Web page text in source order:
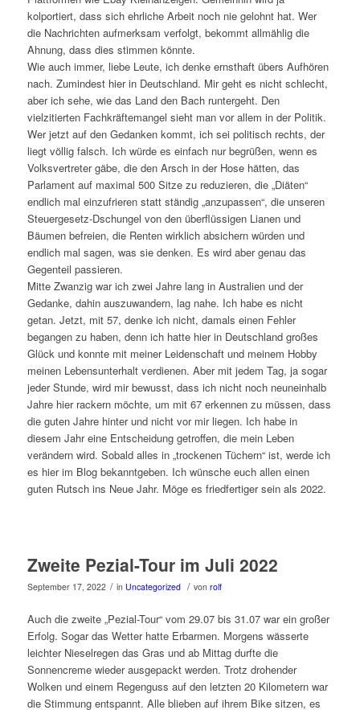
kolportiert, dass sich ehrliche Arbeit noch nie gelohnt hat. Wer
die Nachrichten aufmerksam verfolgt, bekommt allmählig die
Ahnung, dass dies stimmen könnte.
Wie auch immer, liebe Leute, ich denke ernsthaft übers Aufhören
nach. Zumindest hier in Deutschland. Mir geht es nicht schlecht,
aber ich sehe, wie das Land den Bach runtergeht. Den
vielzitierten Fachkräftemangel sieht man vor allem in der Politik.
Wer jetzt auf den Gedanken kommt, ich sei politisch rechts, der
liegt völlig falsch. Ich würde es einfach nur begrüßen, wenn es
Volksvertreter gäbe, die den Arsch in der Hose hätten, das
Parlament auf maximal 500 Sitze zu reduzieren, die „Diäten“
endlich mal einzufrieren statt ständig „anzupassen“, die unseren
Steuergesetz-Dschungel von den überflüssigen Lianen und
Bäumen befreien, die Renten wirklich absichern würden und
endlich mal sagen, was sie denken. Es wird aber genau das
Gegenteil passieren.
Mitte Zwanzig war ich zwei Jahre lang in Australien und der
Gedanke, dahin auszuwandern, lag nahe. Ich habe es nicht
getan. Jetzt, mit 57, denke ich nicht, damals einen Fehler
begangen zu haben, denn ich hatte hier in Deutschland großes
Glück und konnte mit meiner Leidenschaft und meinem Hobby
meinen Lebensunterhalt verdienen. Aber mit jedem Tag, ja sogar
jeder Stunde, wird mir bewusst, dass ich nicht noch neuneinhalb
Jahre hier rackern möchte, um mit 67 erkennen zu müssen, dass
die guten Jahre hinter und nicht vor mir liegen. Ich habe in
diesem Jahr eine Entscheidung getroffen, die mein Leben
verändern wird. Sobald alles in „trockenen Tüchern“ ist, werde ich
es hier im Blog bekanntgeben. Ich wünsche euch allen einen
guten Rutsch ins Neue Jahr. Möge es friedfertiger sein als 2022.
Zweite Pezial-Tour im Juli 2022
September 17, 2022 / in Uncategorized / von rolf
Auch die zweite „Pezial-Tour“ vom 29.07 bis 31.07 war ein großer
Erfolg. Sogar das Wetter hatte Erbarmen. Morgens wässerte
leichter Nieselregen das Gras und ab Mittag durfte die
Sonnencreme wieder ausgepackt werden. Trotz drohender
Wolken und einem Regenguss auf den letzten 20 Kilometern war
die Stimmung entspannt. Alle blieben auf ihrem Bike sitzen, es